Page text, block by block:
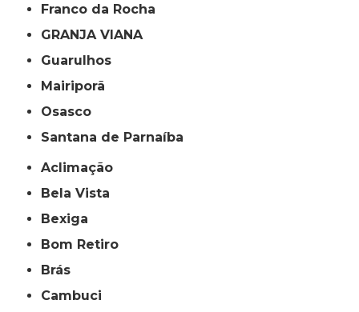
Franco da Rocha
GRANJA VIANA
Guarulhos
Mairiporã
Osasco
Santana de Parnaíba
Aclimação
Bela Vista
Bexiga
Bom Retiro
Brás
Cambuci